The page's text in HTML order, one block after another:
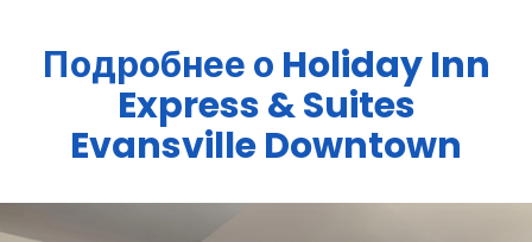
Подробнее о Holiday Inn
Express & Suites
Evansville Downtown